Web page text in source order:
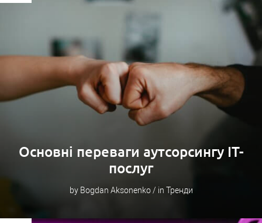
Основні переваги аутсорсингу ІТ-
послуг
by Bogdan Aksonenko / in Тренди